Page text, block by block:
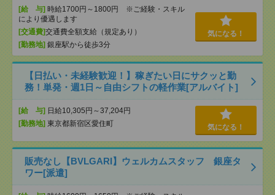
[給 与] 時給1700円～1800円 ※ご経験・スキル
により優遇します
[交通費]交通費全額支給（規定あり）
[勤務地] 銀座駅から徒歩3分
気になる！
【日払い・未経験歓迎！】稼ぎたい日にサクッと勤
務！単発・週1日～自由シフトの軽作業[アルバイト]
[給 与] 日給10,305円～37,204円
[勤務地] 東京都新宿区愛住町 気になる！
販売なし【BVLGARI】ウェルカムスタッフ 銀座タ
ワー[派遣]